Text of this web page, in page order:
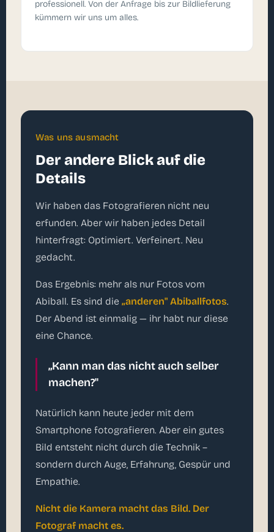
professionell. Von der Anfrage bis zur Bildlieferung
kümmern wir uns um alles.
Was uns ausmacht
Der andere Blick auf die
Details
Wir haben das Fotografieren nicht neu
erfunden. Aber wir haben jedes Detail
hinterfragt: Optimiert. Verfeinert. Neu
gedacht.
Das Ergebnis: mehr als nur Fotos vom
Abiball. Es sind die „anderen" Abiballfotos.
Der Abend ist einmalig — ihr habt nur diese
eine Chance.
„Kann man das nicht auch selber
machen?"
Natürlich kann heute jeder mit dem
Smartphone fotografieren. Aber ein gutes
Bild entsteht nicht durch die Technik –
sondern durch Auge, Erfahrung, Gespür und
Empathie.
Nicht die Kamera macht das Bild. Der
Fotograf macht es.